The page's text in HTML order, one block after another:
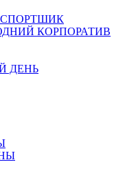
КОРПОРАТИВ
ДЕНЬ